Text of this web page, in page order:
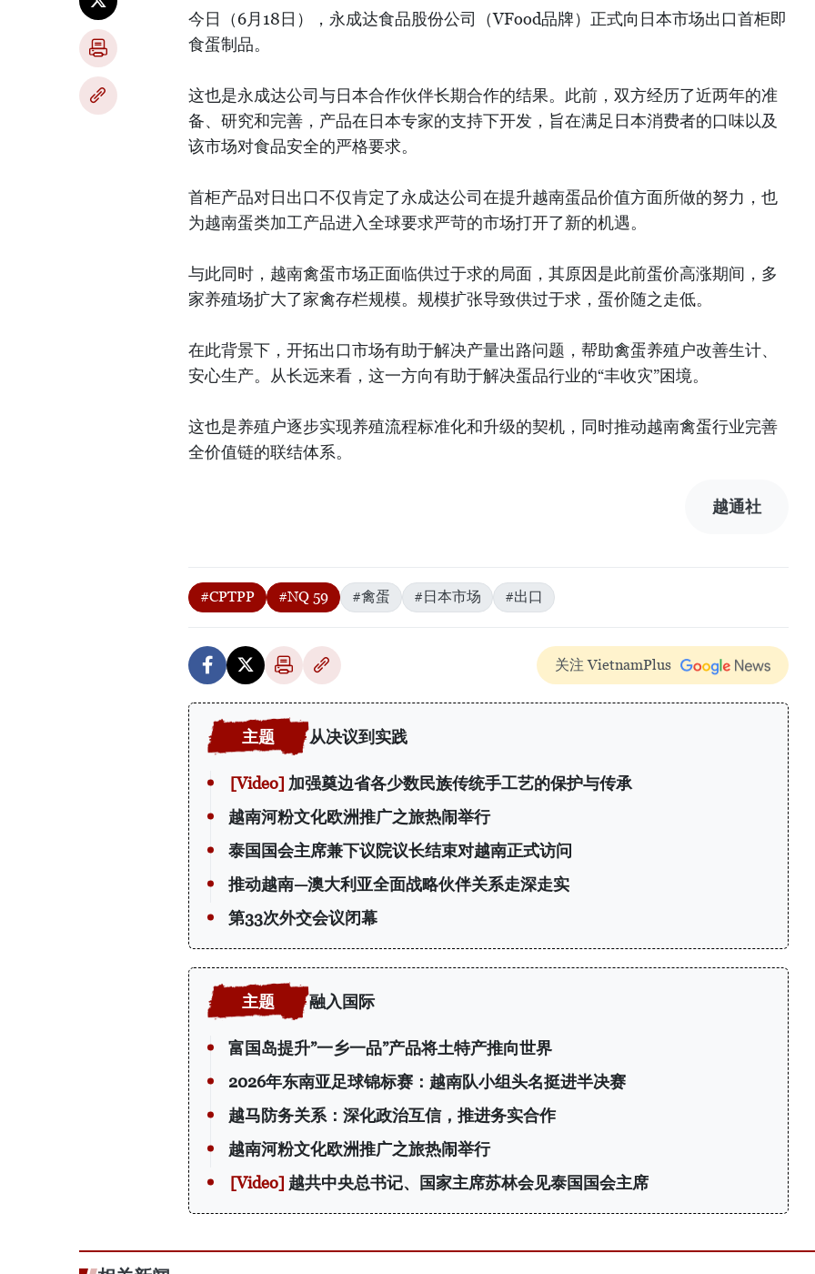
今日（6月18日），永成达食品股份公司（VFood品牌）正式向日本市场出口首柜即
食蛋制品。
这也是永成达公司与日本合作伙伴长期合作的结果。此前，双方经历了近两年的准
备、研究和完善，产品在日本专家的支持下开发，旨在满足日本消费者的口味以及
该市场对食品安全的严格要求。
首柜产品对日出口不仅肯定了永成达公司在提升越南蛋品价值方面所做的努力，也
为越南蛋类加工产品进入全球要求严苛的市场打开了新的机遇。
与此同时，越南禽蛋市场正面临供过于求的局面，其原因是此前蛋价高涨期间，多
家养殖场扩大了家禽存栏规模。规模扩张导致供过于求，蛋价随之走低。
在此背景下，开拓出口市场有助于解决产量出路问题，帮助禽蛋养殖户改善生计、
安心生产。从长远来看，这一方向有助于解决蛋品行业的“丰收灾”困境。
这也是养殖户逐步实现养殖流程标准化和升级的契机，同时推动越南禽蛋行业完善
全价值链的联结体系。
越通社
#CPTPP #NQ 59 #禽蛋 #日本市场 #出口
关注 VietnamPlus
从决议到实践
加强奠边省各少数民族传统手工艺的保护与传承
越南河粉文化欧洲推广之旅热闹举行
泰国国会主席兼下议院议长结束对越南正式访问
推动越南—澳大利亚全面战略伙伴关系走深走实
第33次外交会议闭幕
融入国际
富国岛提升”一乡一品”产品将土特产推向世界
2026年东南亚足球锦标赛：越南队小组头名挺进半决赛
越马防务关系：深化政治互信，推进务实合作
越南河粉文化欧洲推广之旅热闹举行
越共中央总书记、国家主席苏林会见泰国国会主席